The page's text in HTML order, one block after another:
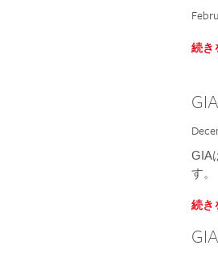
続き
GIA
す。
続き